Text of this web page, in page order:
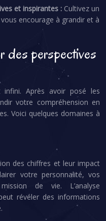
et inspirantes : Cultivez un
encourage à grandir et à
des perspectives
infini. Après avoir posé les
votre compréhension en
Voici quelques domaines à
des chiffres et leur impact
votre personnalité, vos
de vie. L’analyse
révéler des informations